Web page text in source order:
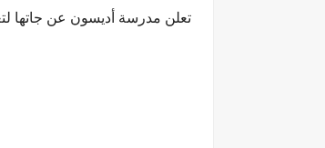
تعلن مدرسة أديسون عن جاتها